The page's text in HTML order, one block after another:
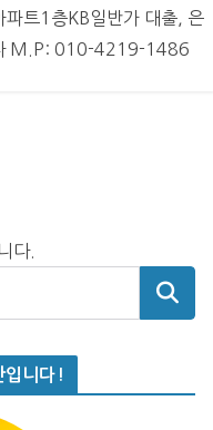
트1층KB일반가 대출, 은
M.P: 010-4219-1486
다.
입니다!